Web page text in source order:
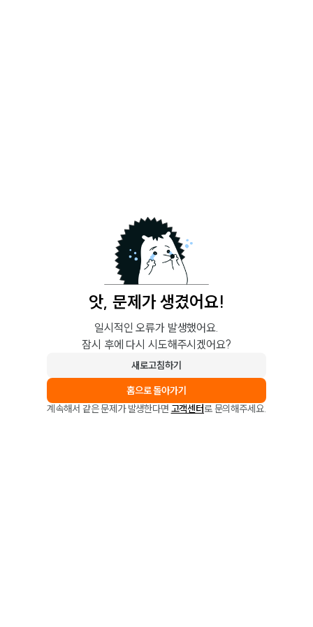
앗, 문제가 생겼어요!
일시적인 오류가 발생했어요.
잠시 후에 다시 시도해주시겠어요?
새로고침하기
홈으로 돌아가기
계속해서 같은 문제가 발생한다면 고객센터로 문의해주세요.